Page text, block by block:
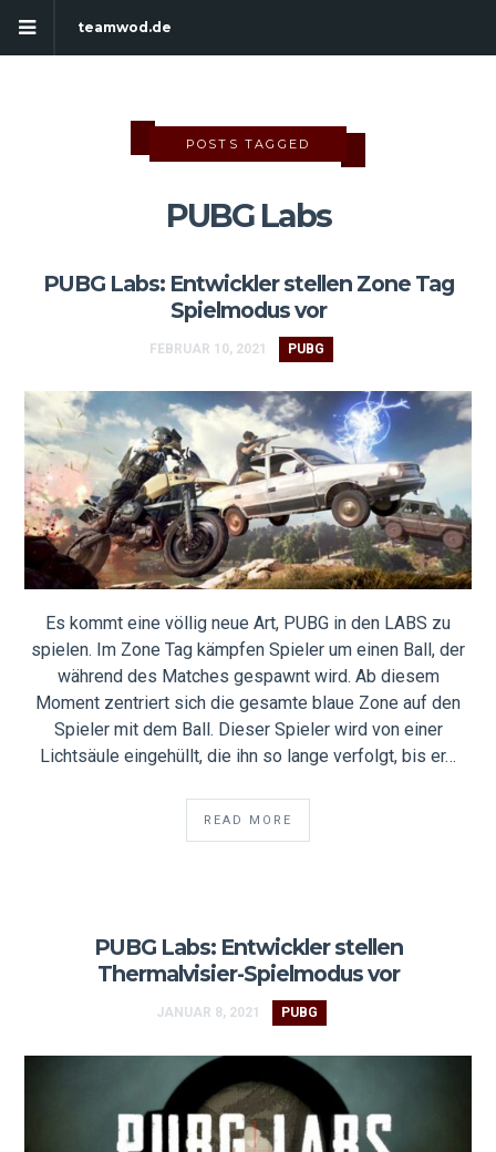
teamwod.de
POSTS TAGGED
PUBG Labs
PUBG Labs: Entwickler stellen Zone Tag
Spielmodus vor
FEBRUAR 10, 2021 PUBG
Es kommt eine völlig neue Art, PUBG in den LABS zu
spielen. Im Zone Tag kämpfen Spieler um einen Ball, der
während des Matches gespawnt wird. Ab diesem
Moment zentriert sich die gesamte blaue Zone auf den
Spieler mit dem Ball. Dieser Spieler wird von einer
Lichtsäule eingehüllt, die ihn so lange verfolgt, bis er…
READ MORE
PUBG Labs: Entwickler stellen
Thermalvisier-Spielmodus vor
JANUAR 8, 2021 PUBG